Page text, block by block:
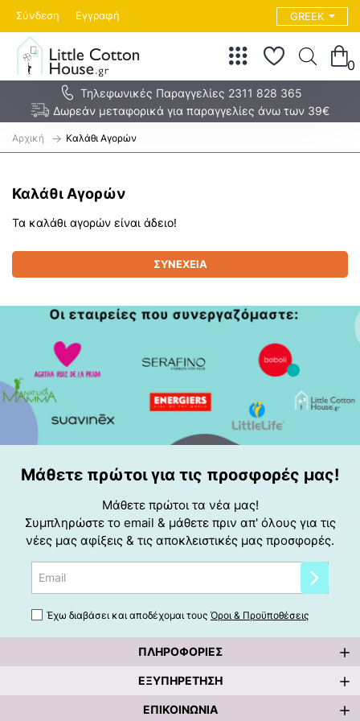
Σύνδεση Εγγραφή GREEK
0
Τηλεφωνικές Παραγγελίες 2311 828 365
Δωρεάν μεταφορικά για παραγγελίες άνω των 39€
o
Καλάθι Αγορών
Καλάθι Αγορών
Τα καλάθι αγορών είναι άδειο!
ΣΥΝΈΧΕΙΑ
Μάθετε πρώτοι για τις προσφορές μας!
Μάθετε πρώτοι τα νέα μας!
Συμπληρώστε το email & μάθετε πριν απ' όλους για τις
νέες μας αφίξεις & τις αποκλειστικές μας προσφορές.
Έχω διαβάσει και αποδέχομαι τους Όροι & Προϋποθέσεις
ΠΛΗΡΟΦΟΡΊΕΣ
ΕΞΥΠΗΡΈΤΗΣΗ
ΕΠΙΚΟΙΝΩΝΊΑ